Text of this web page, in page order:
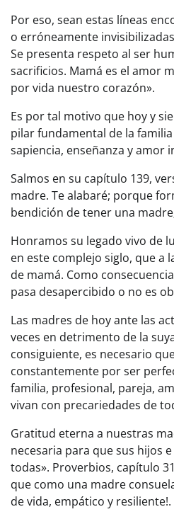
Por eso, sean estas líneas
o erróneamente
Se presenta respeto al ser
sacrificios. Mamá es el amor
por vida nuestro corazón».
Es por tal motivo que hoy y
pilar fundamental de la
sapiencia, enseñanza y amor
Salmos en su capítulo 139,
madre. Te alabaré; porque
bendición de tener una
Honramos su legado vivo de
en este complejo siglo, que a
de mamá. Como
pasa desapercibido o no es
Las madres de hoy ante las
veces en detrimento de la
consiguiente, es necesario
constantemente por ser
familia, profesional, pareja,
vivan con precariedades de
Gratitud eterna a nuestras
necesaria para que sus hijos
todas». Proverbios, capítulo
que como una madre
de vida, empático y resiliente!.